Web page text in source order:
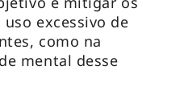
excessivo de
como na
mental desse